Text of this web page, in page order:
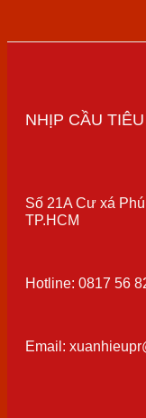
NHỊP CẦU
Số 21A Cư xá
TP.HCM
Hotline: 0817 56
Email: